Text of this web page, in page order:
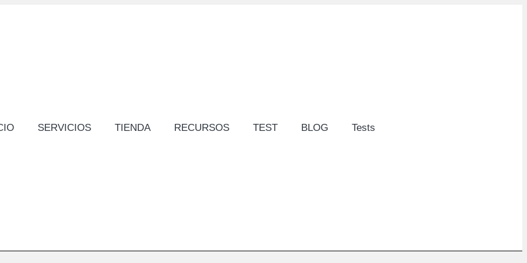
SERVICIOS TIENDA RECURSOS TEST BLOG Tests